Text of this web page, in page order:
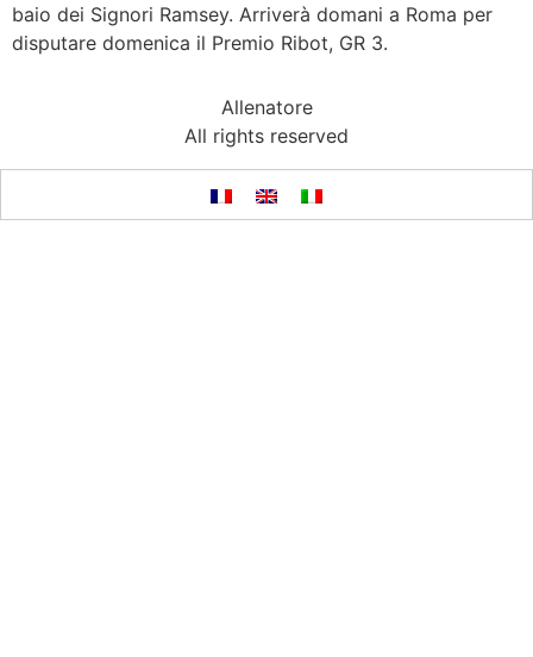
baio dei Signori Ramsey. Arriverà domani a Roma per
disputare domenica il Premio Ribot, GR 3.
Allenatore
All rights reserved